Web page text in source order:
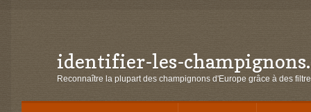
Aller
à
navigation
Aller
au
identifier-les-
Reconnaître la plupart des champignons d'Europe grâce à des